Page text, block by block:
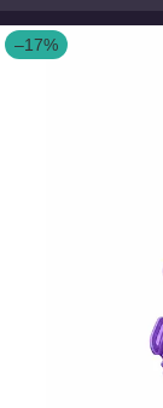
–17%